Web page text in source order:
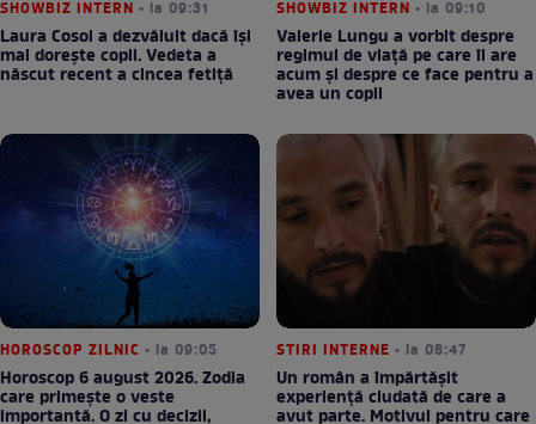
SHOWBIZ INTERN • la 09:31
Laura Cosoi a dezvăluit dacă își
mai dorește copii. Vedeta a
născut recent a cincea fetiță
SHOWBIZ INTERN • la 09:10
Valerie Lungu a vorbit despre
regimul de viață pe care îl are
acum și despre ce face pentru a
avea un copil
HOROSCOP ZILNIC • la 09:05
Horoscop 6 august 2026. Zodia
care primește o veste
importantă. O zi cu decizii,
STIRI INTERNE • la 08:47
Un român a împărtășit
experiență ciudată de care a
avut parte. Motivul pentru care